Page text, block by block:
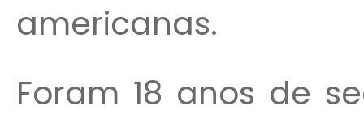
americanas.
Foram 18 anos de